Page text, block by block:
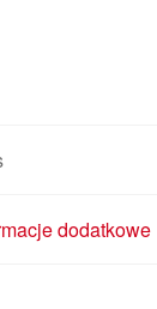
dodatkowe